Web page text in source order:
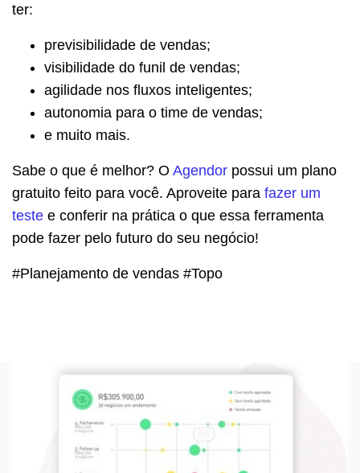
ter:
previsibilidade de vendas;
visibilidade do funil de vendas;
agilidade nos fluxos inteligentes;
autonomia para o time de vendas;
e muito mais.
Sabe o que é melhor? O Agendor possui um plano
gratuito feito para você. Aproveite para fazer um
teste e conferir na prática o que essa ferramenta
pode fazer pelo futuro do seu negócio!
#Planejamento de vendas #Topo